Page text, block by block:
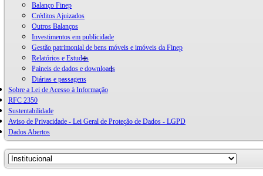
Balanço Finep
Créditos Ajuizados
Outros Balanços
Investimentos em publicidade
Gestão patrimonial de bens móveis e imóveis da Finep
Relatórios e Estudos
Paineis de dados e downloads
Diárias e passagens
Sobre a Lei de Acesso à Informação
RFC 2350
Sustentabilidade
Aviso de Privacidade - Lei Geral de Proteção de Dados - LGPD
Dados Abertos